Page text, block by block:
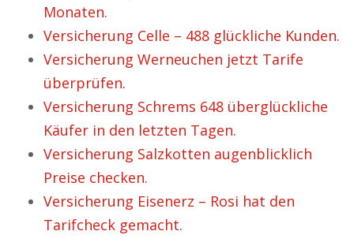
Monaten.
Versicherung Celle – 488 glückliche Kunden.
Versicherung Werneuchen jetzt Tarife
überprüfen.
Versicherung Schrems 648 überglückliche
Käufer in den letzten Tagen.
Versicherung Salzkotten augenblicklich
Preise checken.
Versicherung Eisenerz – Rosi hat den
Tarifcheck gemacht.